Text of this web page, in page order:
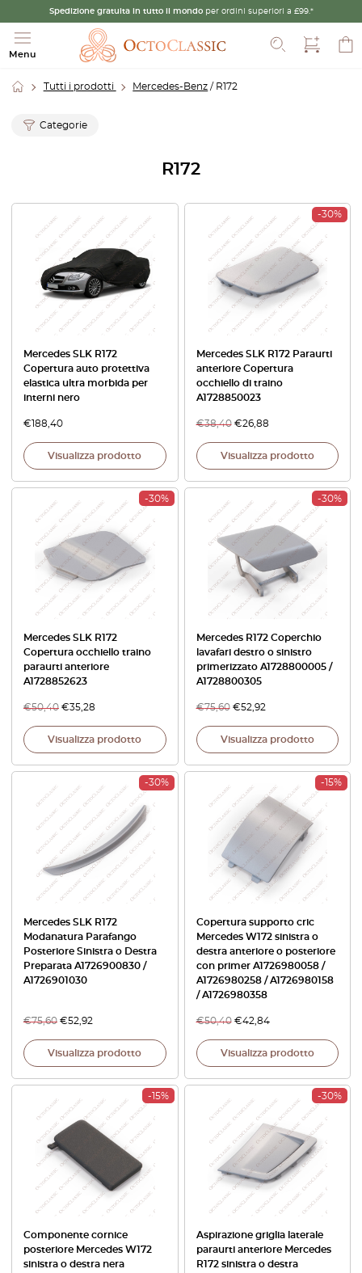
Spedizione gratuita in tutto il mondo per ordini superiori a £99.*
Menu
Cerca
Tutti i prodotti Mercedes-Benz / R172
Categorie
R172
Mercedes SLK R172
Copertura auto protettiva
elastica ultra morbida per
interni nero
€188,40
Visualizza prodotto
-30%
Mercedes SLK R172 Paraurti
anteriore Copertura
occhiello di traino
A1728850023
€38,40 €26,88
Visualizza prodotto
-30%
Mercedes SLK R172
Copertura occhiello traino
paraurti anteriore
A1728852623
€50,40 €35,28
Visualizza prodotto
-30%
Mercedes R172 Coperchio
lavafari destro o sinistro
primerizzato A1728800005 /
A1728800305
€75,60 €52,92
Visualizza prodotto
-30%
Mercedes SLK R172
Modanatura Parafango
Posteriore Sinistra o Destra
Preparata A1726900830 /
A1726901030
€75,60 €52,92
Visualizza prodotto
-15%
Copertura supporto cric
Mercedes W172 sinistra o
destra anteriore o posteriore
con primer A1726980058 /
A1726980258 / A1726980158
/ A1726980358
€50,40 €42,84
Visualizza prodotto
-15%
Componente cornice
posteriore Mercedes W172
sinistra o destra nera
-30%
Aspirazione griglia laterale
paraurti anteriore Mercedes
R172 sinistra o destra